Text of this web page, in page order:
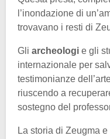
l’inondazione di
trovavano i resti di
Gli archeologi e gli
internazionale per
testimonianze
riuscendo a
sostegno del
La storia di Zeugma